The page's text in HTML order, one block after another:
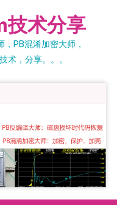
术分享
PB混淆加密大师，
，分享。。。